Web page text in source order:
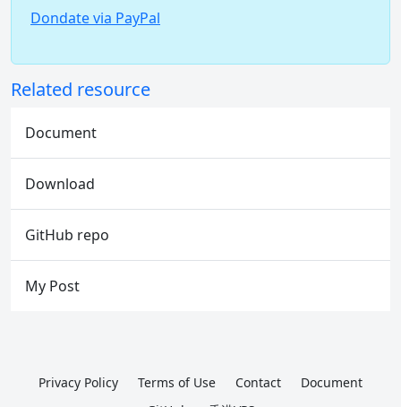
Dondate via PayPal
Related resource
Document
Download
GitHub repo
My Post
Privacy Policy Terms of Use Contact
Document